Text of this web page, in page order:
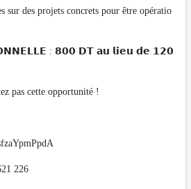
sur des projets concrets pour être opératio
: 𝟴𝟬𝟬 𝗗𝗧 𝗮𝘂 𝗹𝗶𝗲𝘂 𝗱𝗲 𝟭𝟮𝟬
pas cette opportunité !
226